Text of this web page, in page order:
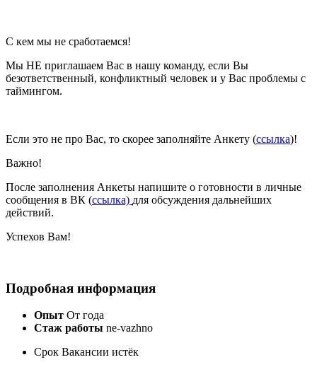
С кем мы не сработаемся!
Мы НЕ приглашаем Вас в нашу команду, если Вы
безответственный, конфликтный человек и у Вас проблемы с
таймингом.
Если это не про Вас, то скорее заполняйте Анкету (ссылка)!
Важно!
После заполнения Анкеты напишите о готовности в личные
сообщения в ВК (ссылка) для обсуждения дальнейших
действий.
Успехов Вам!
Подробная информация
Опыт От года
Стаж работы ne-vazhno
Срок Вакансии истёк